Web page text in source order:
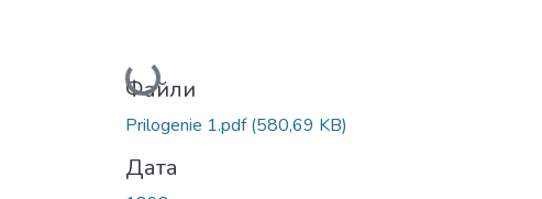
Вантажиться...
Файли
Prilogenie 1.pdf(580,69 KB)
Дата